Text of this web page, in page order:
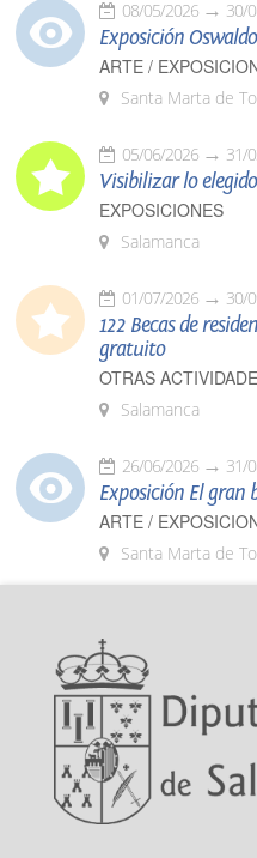
08/05/2026 30/
Exposición
ARTE /
Santa Marta de
05/06/2026 31/
Visibilizar lo elegido
EXPOSICIONES
Salamanca
01/07/2026 30/
122 Becas de
gratuito
OTRAS
Salamanca
26/06/2026 31/
Exposición El gran
ARTE /
Santa Marta de